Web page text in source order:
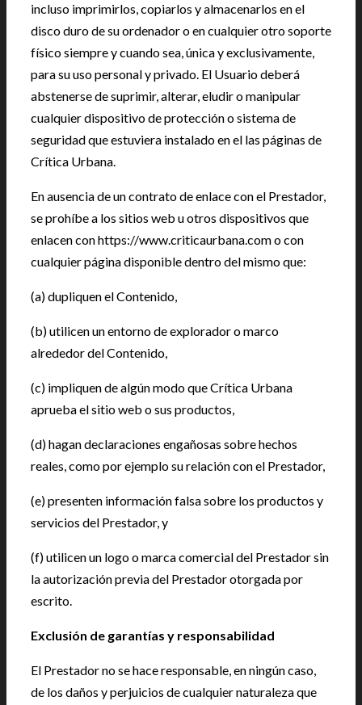
incluso imprimirlos, copiarlos y almacenarlos en el
disco duro de su ordenador o en cualquier otro soporte
físico siempre y cuando sea, única y exclusivamente,
para su uso personal y privado. El Usuario deberá
abstenerse de suprimir, alterar, eludir o manipular
cualquier dispositivo de protección o sistema de
seguridad que estuviera instalado en el las páginas de
Crítica Urbana.
En ausencia de un contrato de enlace con el Prestador,
se prohíbe a los sitios web u otros dispositivos que
enlacen con https://www.criticaurbana.com o con
cualquier página disponible dentro del mismo que:
(a) dupliquen el Contenido,
(b) utilicen un entorno de explorador o marco
alrededor del Contenido,
(c) impliquen de algún modo que Crítica Urbana
aprueba el sitio web o sus productos,
(d) hagan declaraciones engañosas sobre hechos
reales, como por ejemplo su relación con el Prestador,
(e) presenten información falsa sobre los productos y
servicios del Prestador, y
(f) utilicen un logo o marca comercial del Prestador sin
la autorización previa del Prestador otorgada por
escrito.
Exclusión de garantías y responsabilidad
El Prestador no se hace responsable, en ningún caso,
de los daños y perjuicios de cualquier naturaleza que